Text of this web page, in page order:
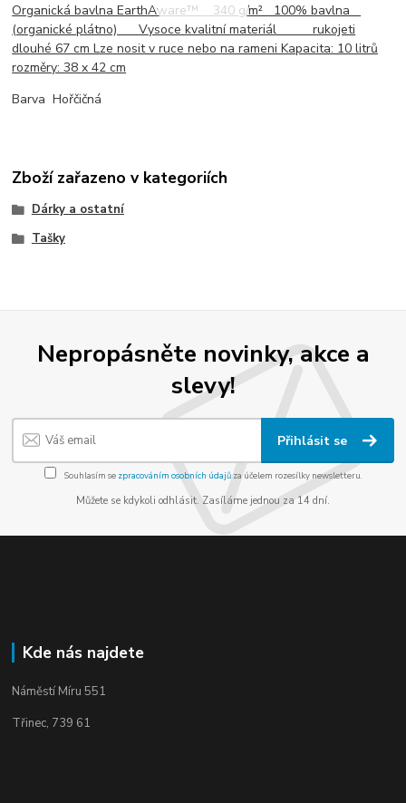
Organická bavlna EarthAware™ 340 g/m² 100% bavlna
(organické plátno) Vysoce kvalitní materiál rukojeti
dlouhé 67 cm Lze nosit v ruce nebo na rameni Kapacita: 10 litrů
rozměry: 38 x 42 cm
Barva Hořčičná
Zboží zařazeno v kategoriích
Dárky a ostatní
Tašky
Nepropásněte novinky, akce a
slevy!
Přihlásit se
Souhlasím se zpracováním osobních údajůza účelem rozesílky newsletteru.
Můžete se kdykoli odhlásit. Zasíláme jednou za 14 dní.
Kde nás najdete
Náměstí Míru 551
Třinec, 739 61